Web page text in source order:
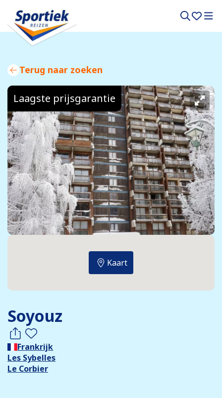
Terug naar zoeken
Soyouz
Frankrijk
Les Sybelles
Le Corbier
Laagste prijsgarantie
Kaart